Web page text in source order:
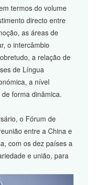
termos do volume
directo entre
as áreas de
o intercâmbio
a relação de
de Língua
a nível
forma dinâmica.
o Fórum de
entre a China e
com os dez países a
e união, para